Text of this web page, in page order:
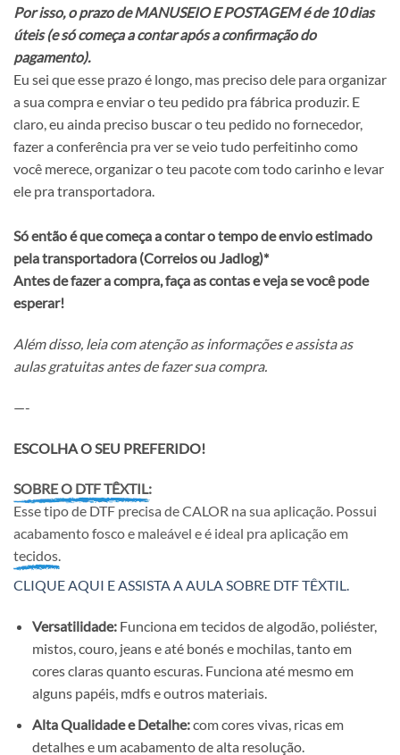
Por isso, o prazo de MANUSEIO E POSTAGEM é de 10 dias
úteis (e só começa a contar após a confirmação do
pagamento).
Eu sei que esse prazo é longo, mas preciso dele para organizar
a sua compra e enviar o teu pedido pra fábrica produzir. E
claro, eu ainda preciso buscar o teu pedido no fornecedor,
fazer a conferência pra ver se veio tudo perfeitinho como
você merece, organizar o teu pacote com todo carinho e levar
ele pra transportadora.
Só então é que começa a contar o tempo de envio estimado
pela transportadora (Correios ou Jadlog)*
Antes de fazer a compra, faça as contas e veja se você pode
esperar!
Além disso, leia com atenção as informações e assista as
aulas gratuitas antes de fazer sua compra.
—-
ESCOLHA O SEU PREFERIDO!
SOBRE O DTF TÊXTIL:
Esse tipo de DTF precisa de CALOR na sua aplicação. Possui
acabamento fosco e maleável e é ideal pra aplicação em
tecidos.
CLIQUE AQUI E ASSISTA A AULA SOBRE DTF TÊXTIL.
Versatilidade:Funciona em tecidos de algodão, poliéster,
mistos, couro, jeans e até bonés e mochilas, tanto em
cores claras quanto escuras. Funciona até mesmo em
alguns papéis, mdfs e outros materiais.
Alta Qualidade e Detalhe:com cores vivas, ricas em
detalhes e um acabamento de alta resolução.